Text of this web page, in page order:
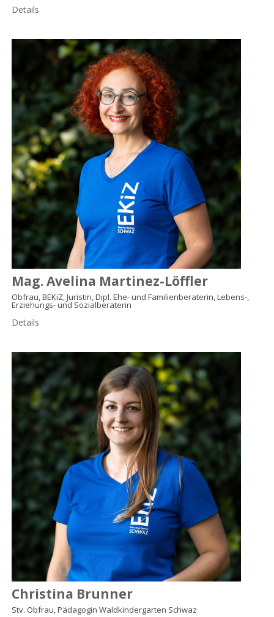
Details
Mag. Avelina Martinez-Löffler
Obfrau, BEKiZ, Juristin, Dipl. Ehe- und Familienberaterin, Lebens-,
Erziehungs- und Sozialberaterin
Details
Christina Brunner
Stv. Obfrau, Pädagogin Waldkindergarten Schwaz